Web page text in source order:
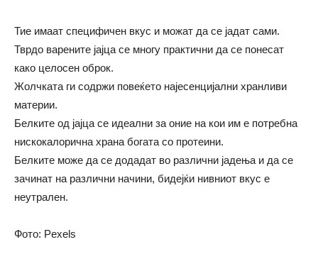
Тие имаат специфичен вкус и можат да се јадат сами.
Тврдо варените јајца се многу практични да се понесат
како целосен оброк.
Жолчката ги содржи повеќето најесенцијални хранливи
материи.
Белките од јајца се идеални за оние на кои им е потребна
нискокалорична храна богата со протеини.
Белките може да се додадат во различни јадења и да се
зачинат на различни начини, бидејќи нивниот вкус е
неутрален.
Фото: Pexels